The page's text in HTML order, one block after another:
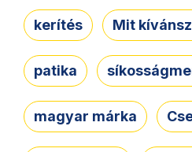
kerítés Mit
patika
magyar márka